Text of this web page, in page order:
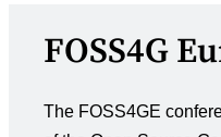
FOSS4G
The FOSS4GE